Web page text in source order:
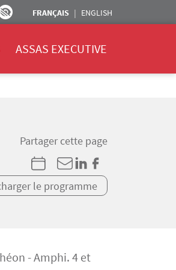
FRANÇAIS ENGLISH
ASSAS EXECUTIVE
Partager cette page
le programme
- Amphi. 4 et